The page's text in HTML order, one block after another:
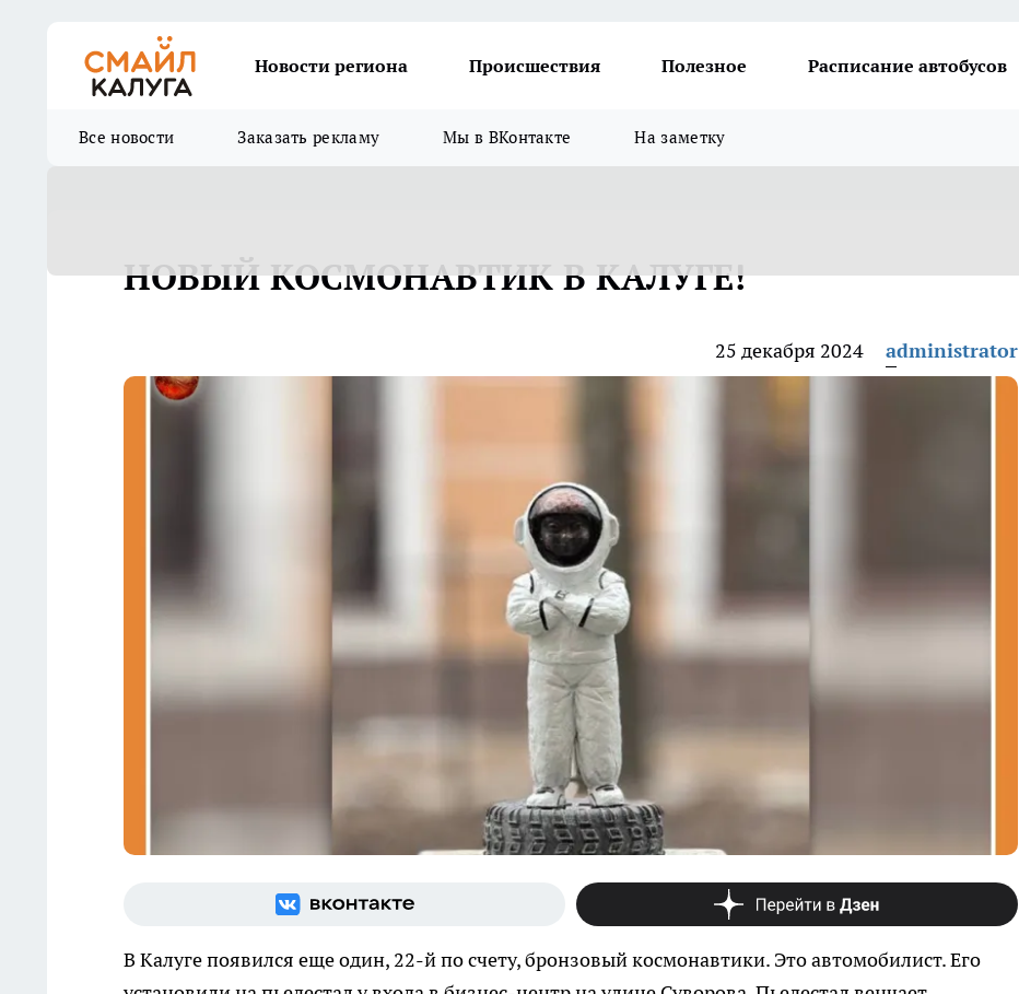
Новости региона Происшествия Полезное Расписание автобусов
Все новости Заказать рекламу Мы в ВКонтакте На заметку
НОВЫЙ КОСМОНАВТИК В КАЛУГЕ!
25 декабря 2024 administrator
В Калуге появился еще один, 22-й по счету, бронзовый космонавтики. Это автомобилист. Его